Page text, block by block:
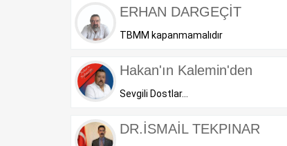
ERHAN DARGEÇİT
TBMM kapanmamalıdır
Hakan'ın Kalemin'den
Sevgili Dostlar...
DR.İSMAİL TEKPINAR